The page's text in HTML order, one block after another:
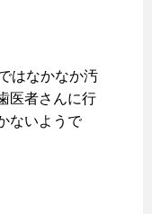
はなかなか汚
医者さんに行
ないようで